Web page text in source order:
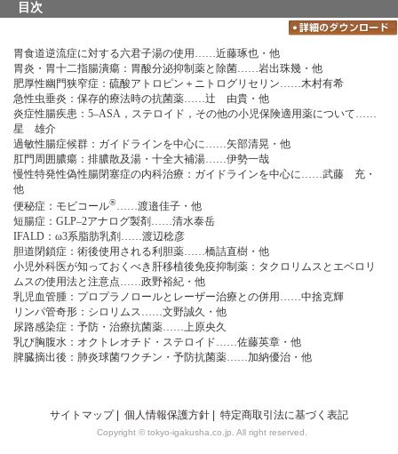
目次
胃食道逆流症に対する六君子湯の使用……近藤琢也・他
胃炎・胃十二指腸潰瘍：胃酸分泌抑制薬と除菌……岩出珠幾・他
肥厚性幽門狭窄症：硫酸アトロピン＋ニトログリセリン……木村有希
急性虫垂炎：保存的療法時の抗菌薬……辻 由貴・他
炎症性腸疾患：5‒ASA，ステロイド，その他の小児保険適用薬について……
星 雄介
過敏性腸症候群：ガイドラインを中心に……矢部清晃・他
肛門周囲膿瘍：排膿散及湯・十全大補湯……伊勢一哉
慢性特発性偽性腸閉塞症の内科治療：ガイドラインを中心に……武藤 充・
他
便秘症：モビコール®……渡邉佳子・他
短腸症：GLP‒2アナログ製剤……清水泰岳
IFALD：ω3系脂肪乳剤……渡辺稔彦
胆道閉鎖症：術後使用される利胆薬……橋詰直樹・他
小児外科医が知っておくべき肝移植後免疫抑制薬：タクロリムスとエベロリ
ムスの使用法と注意点……政野裕紀・他
乳児血管腫：プロプラノロールとレーザー治療との併用……中捨克輝
リンパ管奇形：シロリムス……文野誠久・他
尿路感染症：予防・治療抗菌薬……上原央久
乳び胸腹水：オクトレオチド・ステロイド……佐藤英章・他
脾臓摘出後：肺炎球菌ワクチン・予防抗菌薬……加納優治・他
サイトマップ| 個人情報保護方針 特定商取引法に基づく表記
Copyright © tokyo-igakusha.co.jp. All right reserved.